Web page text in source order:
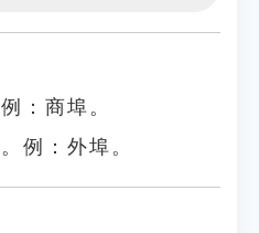
：商埠。
例：外埠。